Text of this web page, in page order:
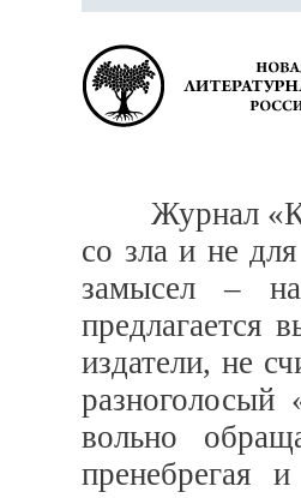
Журнал
со зла и не
замысел –
предлагается
издатели, не
вольно
пренебрегая